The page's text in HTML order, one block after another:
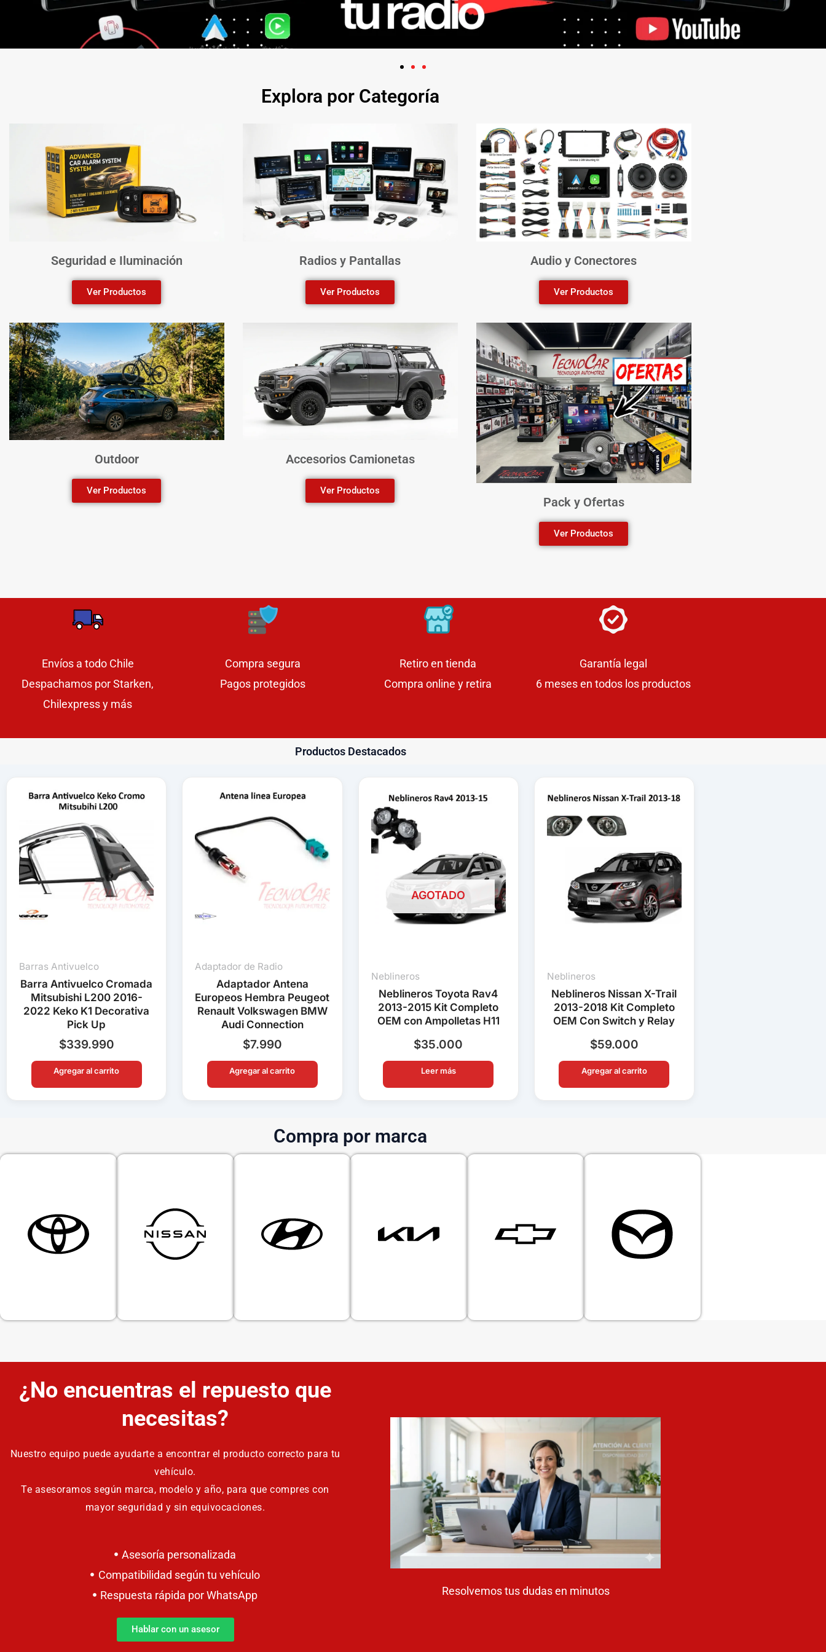
Explora por Categoría
Seguridad e Iluminación
Ver Productos
Radios y Pantallas
Ver Productos
Audio y Conectores
Ver Productos
Outdoor
Ver Productos
Accesorios Camionetas
Ver Productos
Pack y Ofertas
Ver Productos
Envíos a todo Chile
Despachamos por Starken,
Chilexpress y más
Compra segura
Pagos protegidos
Retiro en tienda
Compra online y retira
Garantía legal
6 meses en todos los productos
Productos Destacados
Barras Antivuelco
Barra Antivuelco Cromada
Mitsubishi L200 2016-
2022 Keko K1 Decorativa
Pick Up
$339.990
Agregar al carrito
Adaptador de Radio
Adaptador Antena
Europeos Hembra Peugeot
Renault Volkswagen BMW
Audi Connection
$7.990
Agregar al carrito
AGOTADO
Neblineros
Neblineros Toyota Rav4
2013-2015 Kit Completo
OEM con Ampolletas H11
$35.000
Leer más
Neblineros
Neblineros Nissan X-Trail
2013-2018 Kit Completo
OEM Con Switch y Relay
$59.000
Agregar al carrito
Compra por marca
¿No encuentras el repuesto que
necesitas?
Nuestro equipo puede ayudarte a encontrar el producto correcto para tu
vehículo.
Te asesoramos según marca, modelo y año, para que compres con
mayor seguridad y sin equivocaciones.
Asesoría personalizada
Compatibilidad según tu vehículo
Respuesta rápida por WhatsApp
Hablar con un asesor
Resolvemos tus dudas en minutos